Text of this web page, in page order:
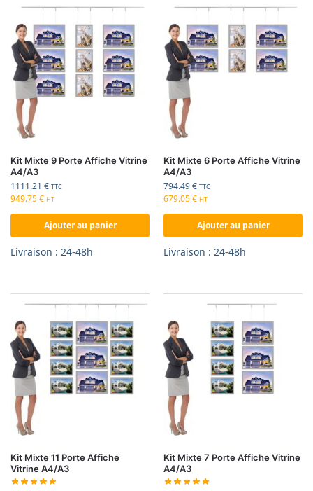
Kit Mixte 9 Porte Affiche Vitrine
A4/A3
1111.21 € TTC
949.75€ HT
Ajouter au panier
Livraison : 24-48h
Kit Mixte 6 Porte Affiche Vitrine
A4/A3
794.49€ TTC
679.05€ HT
Ajouter au panier
Livraison : 24-48h
Kit Mixte 11 Porte Affiche
Vitrine A4/A3
Kit Mixte 7 Porte Affiche Vitrine
A4/A3